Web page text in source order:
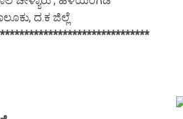
ದ.ಕ ಜಿಲ್ಲೆ